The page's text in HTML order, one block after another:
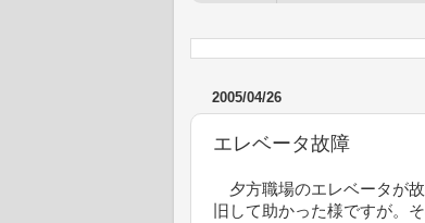
2005/04/26
エレベータ故障
夕方職場のエレベータが
旧して助かった様ですが。